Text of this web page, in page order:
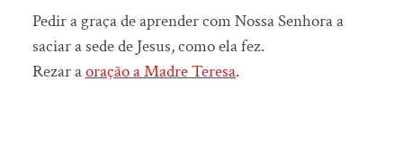
Pedir a graça de aprender com Nossa Senhora a
saciar a sede de Jesus, como ela fez.
Rezar aoração a Madre Teresa.